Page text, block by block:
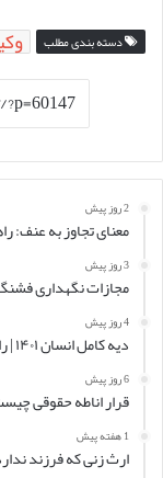
دسته بندی مطلب
2 روز پیش
معنای تجاوز به عنف:
3 روز پیش
مجازات نگهداری
4 روز پیش
دیه کامل انسان ۱۴۰۱ | راهنمای جامع + جدول کامل مبلغ دیه
6 روز پیش
قرار اناطه حقوقی
1 هفته پیش
ارث زنی که فرزند